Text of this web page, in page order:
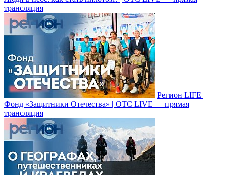
трансляция
Регион LIFE |
Фонд «Защитники Отечества» | ОТС LIVE — прямая
трансляция